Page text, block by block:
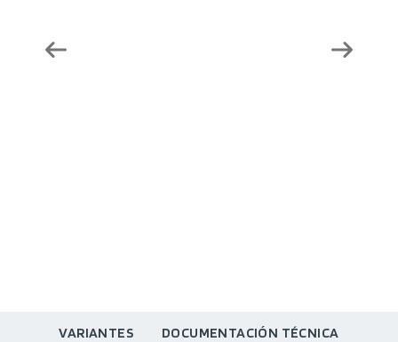
VARIANTES DOCUMENTACIÓN TÉCNICA